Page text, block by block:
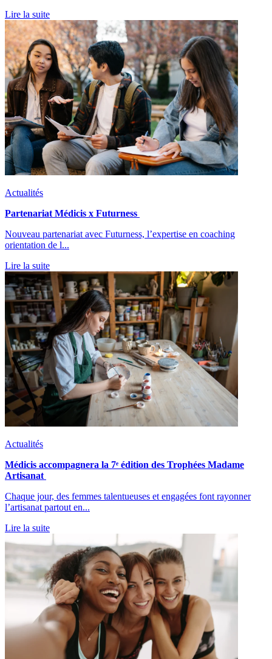
Lire la suite
Actualités
Partenariat Médicis x Futurness
Nouveau partenariat avec Futurness, l’expertise en coaching
orientation de l...
Lire la suite
Actualités
Médicis accompagnera la 7ᵉ édition des Trophées Madame
Artisanat
Chaque jour, des femmes talentueuses et engagées font rayonner
l’artisanat partout en...
Lire la suite